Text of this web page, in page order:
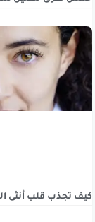
كيف تجذب قلب أنثى